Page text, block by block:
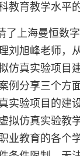
教育教学水平
了 上海曼恒数
刘旭峰老师，
仿真实验项目
例分享三个方
实验项目的建
拟仿真实验教
业教育的各个